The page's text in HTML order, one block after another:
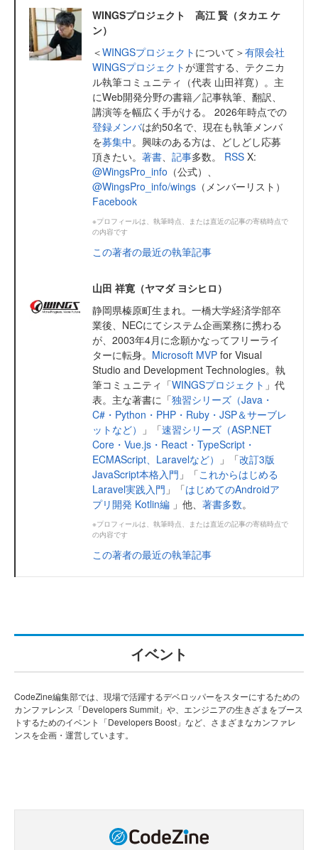
WINGSプロジェクト 高江 賢（タカエ ケ
ン）
＜WINGSプロジェクト について＞有限会社
WINGSプロジェクトが運営する、テクニカ
ル執筆コミュニティ（代表 山田祥寛）。主
にWeb開発分野の書籍／記事執筆、翻訳、
講演等を幅広く手がける。 2026年時点での
登録メンバは約50名で、現在も執筆メンバ
を募集中。興味のある方は、どしどし応募
頂きたい。 著書 記事多数。 RSS X:
@WingsPro_info （公式）、
@WingsPro_info/wings （メンバーリスト）
Facebook
※プロフィールは、執筆時点、または直近の記事の寄稿時点で
の内容です
この著者の最近の執筆記事
山田 祥寛（ヤマダ ヨシヒロ）
静岡県榛原町生まれ。一橋大学経済学部卒
業後、NECにてシステム企画業務に携わる
が、2003年4月に念願かなってフリーライ
ターに転身。 Microsoft MVP for Visual
Studio and Development Technologies。執
筆コミュニティ「WINGSプロジェクト 」代
表。主な著書に「独習シリーズ（Java・
C#・Python・PHP・Ruby・JSP＆サーブレ
ットなど）
」「速習シリーズ（ASP.NET
Core・Vue.js・React・TypeScript・
ECMAScript、Laravelなど）
」「改訂3版
JavaScript本格入門 」「これからはじめる
Laravel実践入門 」「はじめてのAndroidア
プリ開発 Kotlin編 」他、 著書多数。
※プロフィールは、執筆時点、または直近の記事の寄稿時点で
の内容です
この著者の最近の執筆記事
イベント
CodeZine編集部では、現場で活躍するデベロッパーをスターにするための
カンファレンス「Developers Summit」や、エンジニアの生きざまをブース
トするためのイベント「Developers Boost」など、さまざまなカンファレ
ンスを企画・運営しています。